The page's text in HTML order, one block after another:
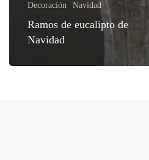
Decoración Navidad
Ramos de eucalipto de
Navidad